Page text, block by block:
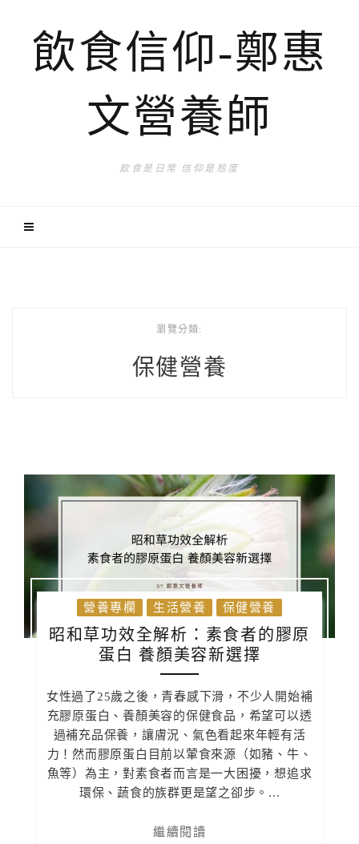
飲食信仰-鄭惠
文營養師
飲食是日常 信仰是態度
瀏覽分類:
保健營養
營養專欄 生活營養 保健營養
昭和草功效全解析：素食者的膠原
蛋白 養顏美容新選擇
女性過了25歲之後，青春感下滑，不少人開始補
充膠原蛋白、養顏美容的保健食品，希望可以透
過補充品保養，讓膚況、氣色看起來年輕有活
力！然而膠原蛋白目前以葷食來源（如豬、牛、
魚等）為主，對素食者而言是一大困擾，想追求
環保、蔬食的族群更是望之卻步。...
繼續閱讀